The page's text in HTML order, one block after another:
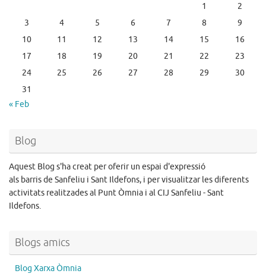
1
2
3
4 5 6 7 8
9
10
11 12 13 14 15
16
17
18 19 20 21 22
23
24
25 26 27 28 29
30
31
« Feb
Blog
Aquest Blog s'ha creat per oferir un espai d'expressió
als barris de Sanfeliu i Sant Ildefons, i per visualitzar les diferents
activitats realitzades al Punt Òmnia i al CIJ Sanfeliu - Sant
Ildefons.
Blogs amics
Blog Xarxa Òmnia